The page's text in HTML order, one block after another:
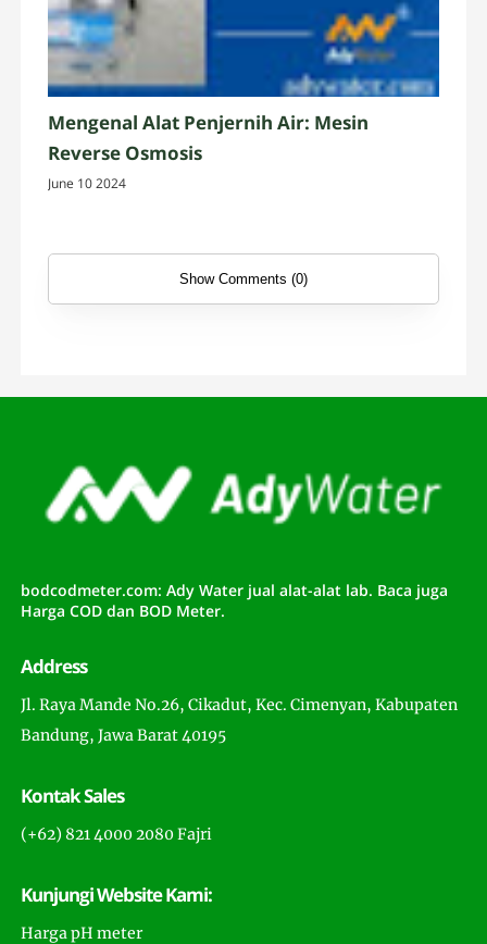
Mengenal Alat Penjernih Air: Mesin
Reverse Osmosis
June 10 2024
Show Comments (0)
bodcodmeter.com: Ady Water jual alat-alat lab. Baca juga
Harga COD dan BOD Meter.
Address
Jl. Raya Mande No.26, Cikadut, Kec. Cimenyan, Kabupaten
Bandung, Jawa Barat 40195
Kontak Sales
(+62) 821 4000 2080 Fajri
Kunjungi Website Kami:
Harga pH meter